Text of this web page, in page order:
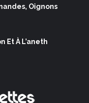
Oignons
Et À L’aneth